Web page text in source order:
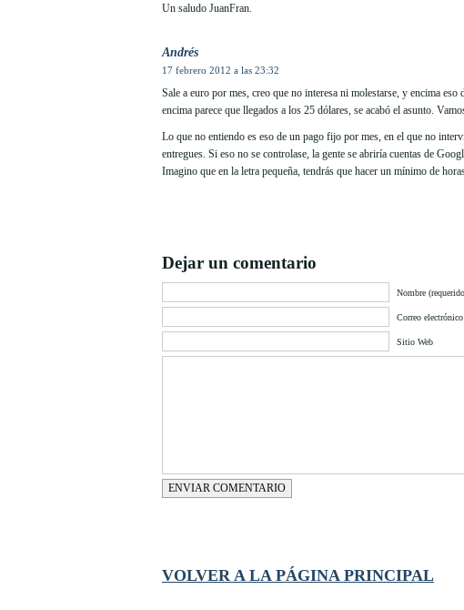
Un saludo JuanFran.
Andrés
17 febrero 2012 a las 23:32
Sale a euro por mes, creo que no interesa ni molestarse, y encima eso
encima parece que llegados a los 25 dólares, se acabó el asunto.
Lo que no entiendo es eso de un pago fijo por mes, en el que no
entregues. Si eso no se controlase, la gente se abriría cuentas de
Imagino que en la letra pequeña, tendrás que hacer un mínimo de
Dejar un comentario
Nombre
Correo
Sitio Web
ENVIAR COMENTARIO
VOLVER A LA PÁGINA PRINCIPAL